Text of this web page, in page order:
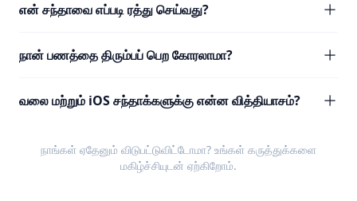
என் சந்தாவை எப்படி ரத்து செய்வது?
நான் பணத்தை திரும்பப் பெற கோரலாமா?
வலை மற்றும் iOS சந்தாக்களுக்கு என்ன வித்தியாசம்?
நாங்கள் ஏதேனும் விடுபட்டுவிட்டோமா? உங்கள் கருத்துக்களை
மகிழ்ச்சியுடன் ஏற்கிறோம்.